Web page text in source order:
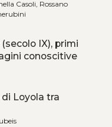
Casoli, Rossano
IX), primi
conoscitive
Loyola tra